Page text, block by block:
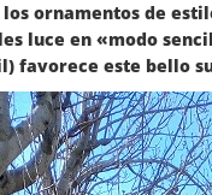
ornamentos de
luce en «modo
favorece este bello